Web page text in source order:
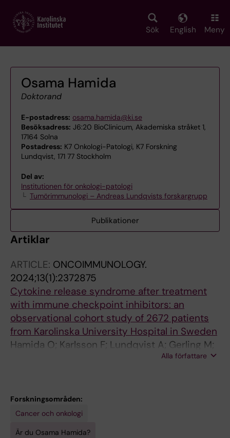
main
Sök English Meny
Osama Hamida
Doktorand
E-postadress: osama.hamida@ki.se
Besöksadress: J6:20 BioClinicum, Akademiska stråket 1,
17164 Solna
Postadress: K7 Onkologi-Patologi, K7 Forskning
Lundqvist, 171 77 Stockholm
Del av:
Institutionen för onkologi-patologi
Tumörimmunologi – Andreas Lundqvists forskargrupp
Publikationer
Artiklar
ARTICLE: ONCOIMMUNOLOGY.
2024;13(1):2372875
Cytokine release syndrome after treatment
with immune checkpoint inhibitors: an
observational cohort study of 2672 patients
from Karolinska University Hospital in Sweden
Hamida O; Karlsson F; Lundqvist A; Gerling M;
Alla författare
Forskningsområden:
Cancer och onkologi
Är du Osama Hamida?